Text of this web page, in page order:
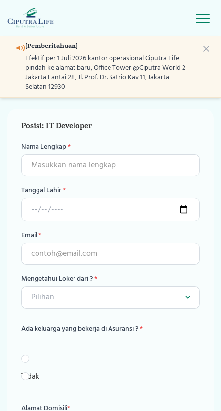
[Pemberitahuan]
Efektif per 1 Juli 2026 kantor operasional Ciputra Life
pindah ke alamat baru, Office Tower @Ciputra World 2
Jakarta Lantai 28, Jl. Prof. Dr. Satrio Kav 11, Jakarta
Selatan 12930
Home
Produk
Layanan
Program
Karier
Kontak Kami
Lengkapi formulir berikut
dan unggah CV Anda.
Posisi: IT Developer
Nama Lengkap*
Tanggal Lahir*
Email*
Mengetahui Loker dari ?*
Ada keluarga yang bekerja di Asuransi ?*
Ya
Tidak
Alamat Domisili*